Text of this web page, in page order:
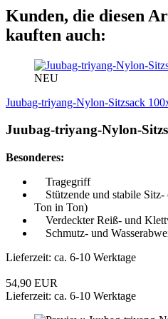
Kunden, die diesen
kauften auch:
NEU
Juubag-triyang-Nylon-Sitzsack
Juubag-triyang-Nylon-
Besonderes:
Tragegriff
Stützende und stabile Sitz-
Ton in Ton)
Verdeckter Reiß- und
Schmutz- und
Lieferzeit: ca. 6-10 Werktage
54,90 EUR
Lieferzeit: ca. 6-10 Werktage